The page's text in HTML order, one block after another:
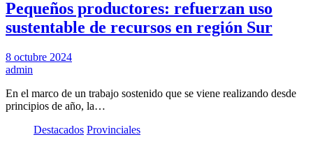
Pequeños productores: refuerzan uso
sustentable de recursos en región Sur
8 octubre 2024
admin
En el marco de un trabajo sostenido que se viene realizando desde
principios de año, la…
Destacados Provinciales